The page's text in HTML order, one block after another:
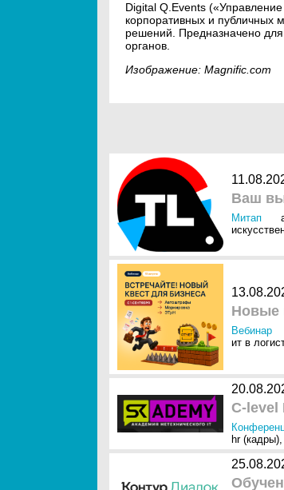
Digital Q.Events
корпоративных и публичных
решений. Предназначено
органов.
Изображение: Magnific.com
Ваш
Митап
Новые
Вебинар
ит в
C-level
hr (кадры),